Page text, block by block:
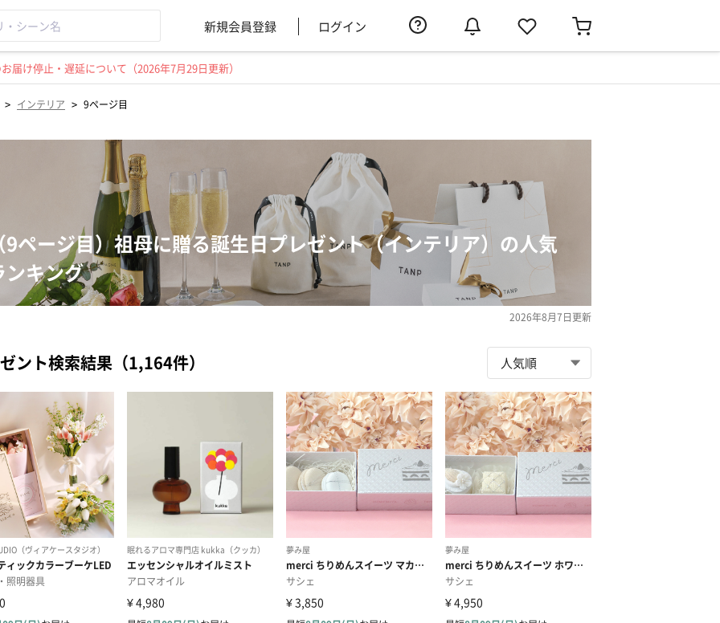
新規会員登録 ログイン
け停止・遅延について（2026年7月29日更新）
> インテリア > 9ページ目
9ページ目）祖母に贈る誕生日プレゼント（インテリア）の人気
ンキング
2026年8月7日更新
ント検索結果（1,164件）